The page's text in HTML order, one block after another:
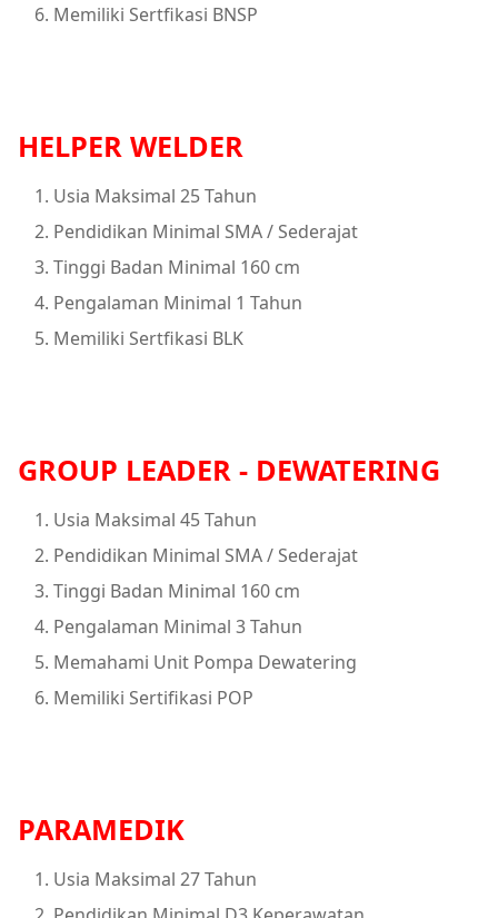
Memiliki Sertfikasi BNSP
HELPER WELDER
Usia Maksimal 25 Tahun
Pendidikan Minimal SMA / Sederajat
Tinggi Badan Minimal 160 cm
Pengalaman Minimal 1 Tahun
Memiliki Sertfikasi BLK
GROUP LEADER - DEWATERING
Usia Maksimal 45 Tahun
Pendidikan Minimal SMA / Sederajat
Tinggi Badan Minimal 160 cm
Pengalaman Minimal 3 Tahun
Memahami Unit Pompa Dewatering
Memiliki Sertifikasi POP
PARAMEDIK
Usia Maksimal 27 Tahun